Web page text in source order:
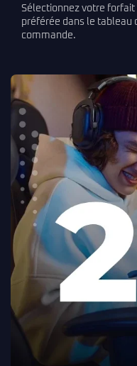
Sélectionnez votre forfait
préférée dans le tableau
commande.